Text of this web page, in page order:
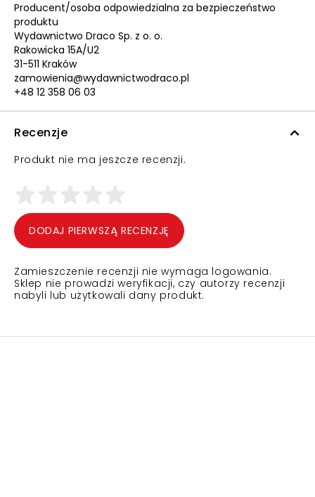
Producent/osoba odpowiedzialna za bezpieczeństwo
produktu
Wydawnictwo Draco Sp. z o. o.
Rakowicka 15A/U2
31-511 Kraków
zamowienia@wydawnictwodraco.pl
+48 12 358 06 03
Recenzje
Produkt nie ma jeszcze recenzji.
DODAJ PIERWSZĄ RECENZJĘ
Zamieszczenie recenzji nie wymaga logowania.
Sklep nie prowadzi weryfikacji, czy autorzy recenzji
nabyli lub użytkowali dany produkt.